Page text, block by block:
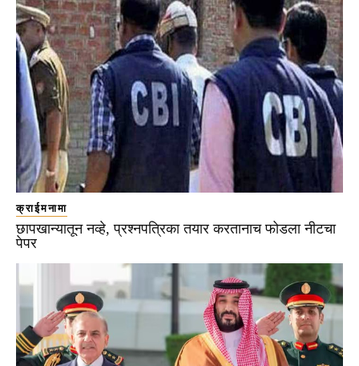
क्राईमनामा
छापखान्यातून नव्हे, प्रश्नपत्रिका तयार करतानाच फोडला नीटचा
पेपर